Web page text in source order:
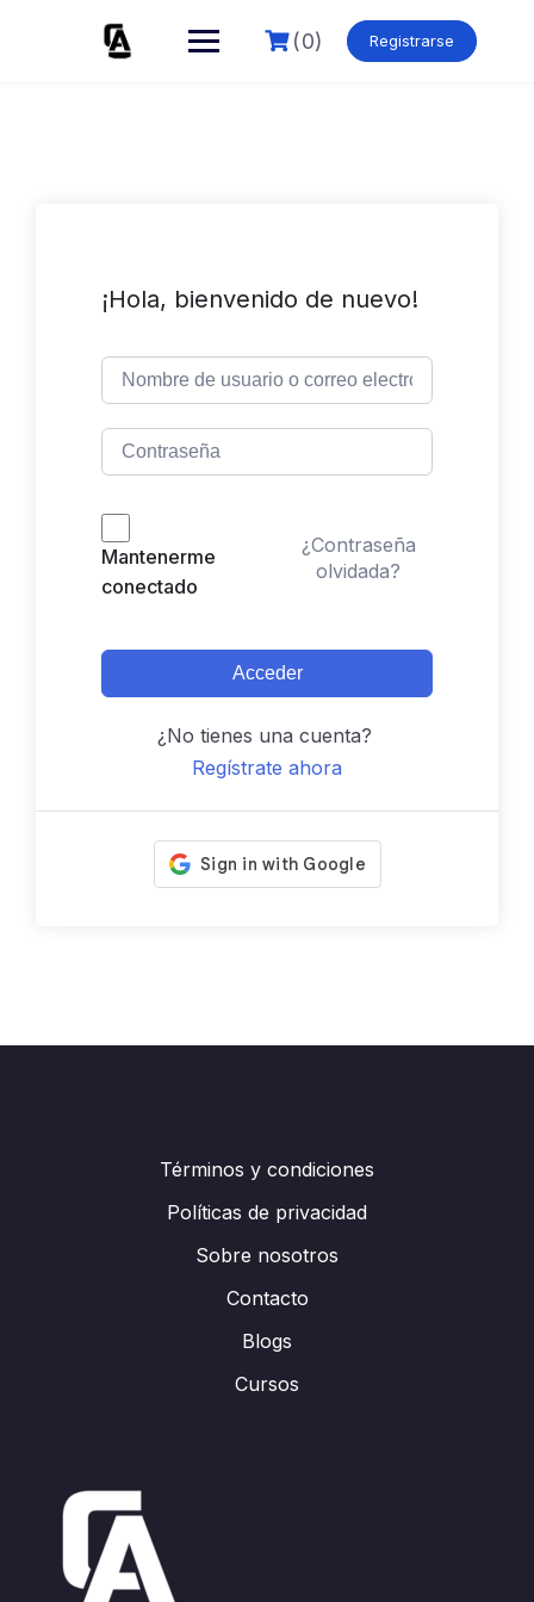
(0) Registrarse
¡Hola, bienvenido de nuevo!
Mantenerme
conectado
¿Contraseña
olvidada?
Acceder
¿No tienes una cuenta?
Regístrate ahora
Términos y condiciones
Políticas de privacidad
Sobre nosotros
Contacto
Blogs
Cursos